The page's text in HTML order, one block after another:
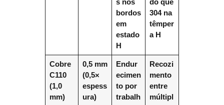
bordos
em
estado
H
304 na
têmper
a H
Cobre
C110
(1,0
mm)
0,5 mm
(0,5×
espess
ura)
Endur
ecimen
to por
trabalh
Recozi
mento
entre
múltipl